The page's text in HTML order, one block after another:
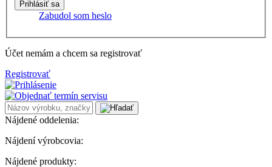
Zabudol som heslo
Účet nemám a chcem sa registrovať
Registrovať
Nájdené oddelenia:
Nájdení výrobcovia:
Nájdené produkty: